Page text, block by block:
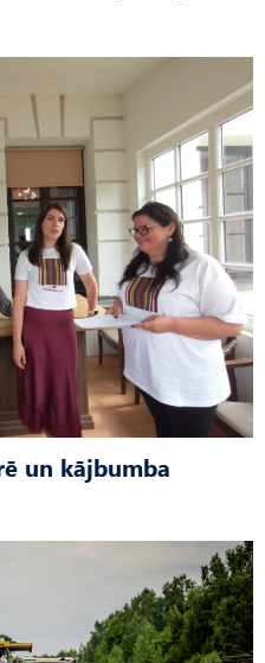
un kājbumba